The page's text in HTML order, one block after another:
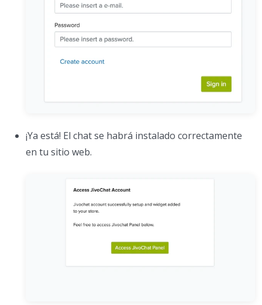
¡Ya está! El chat se habrá instalado correctamente
en tu sitio web.